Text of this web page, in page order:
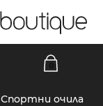
Спортни очила